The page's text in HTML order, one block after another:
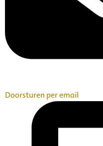
Doorsturen per email